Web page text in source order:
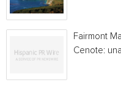
Fairmont
Cenote: